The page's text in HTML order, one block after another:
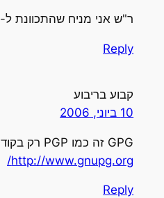
ר"ש אני מניח שהתכוונת ל-PGP
Reply
קבוע בריבוע
10 ביוני, 2006
GPG זה כמו PGP רק בקוד פתוח:
http://www.gnupg.org/
Reply